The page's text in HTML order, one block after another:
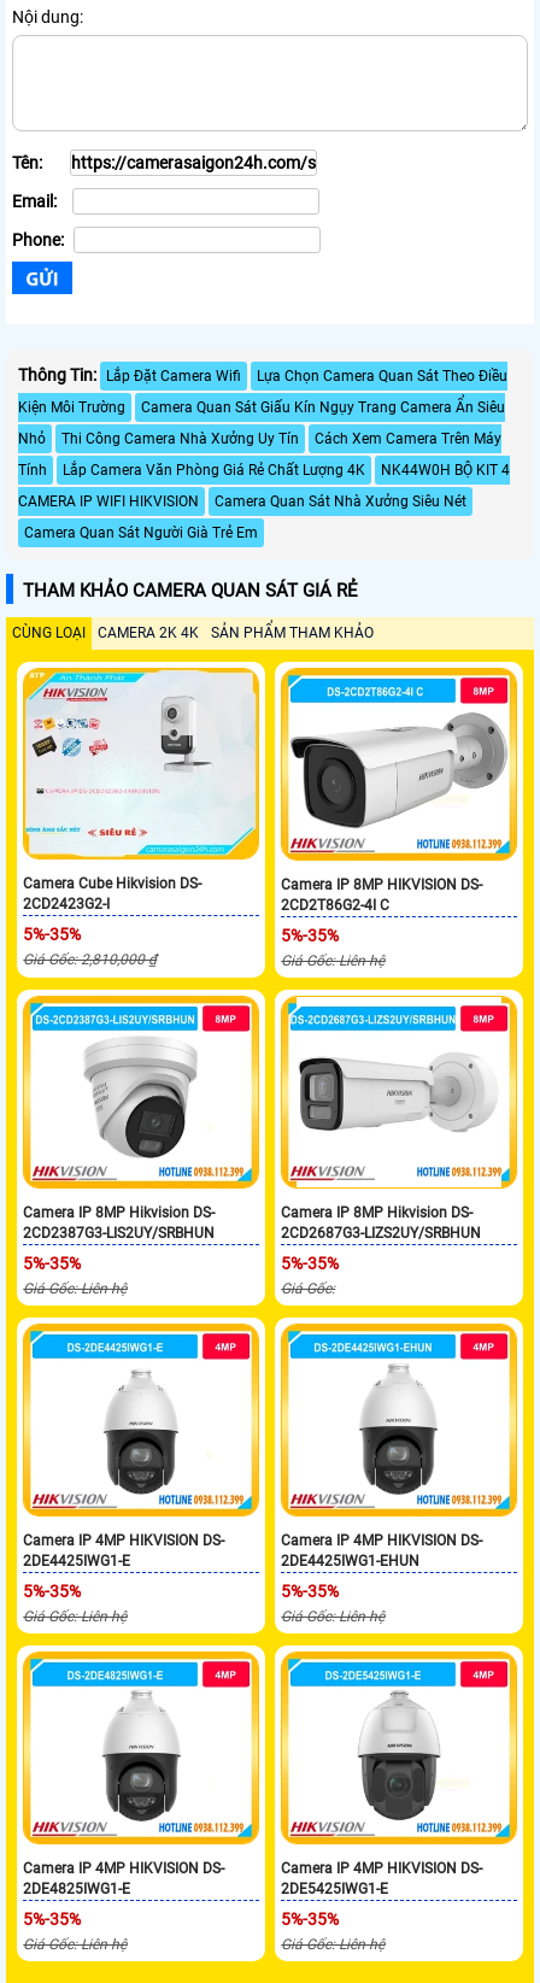
Nội dung:
Tên:
Email:
Phone:
Thông Tin: Lắp Đặt Camera Wifi
Lựa Chọn Camera Quan Sát Theo Điều
Kiện Môi Trường
Camera Quan Sát Giấu Kín Ngụy Trang Camera Ẩn Siêu
Nhỏ
Thi Công Camera Nhà Xưởng Uy Tín
Cách Xem Camera Trên Máy
Tính
Lắp Camera Văn Phòng Giá Rẻ Chất Lượng 4K
NK44W0H BỘ KIT 4
CAMERA IP WIFI HIKVISION
Camera Quan Sát Nhà Xưởng Siêu Nét
Camera Quan Sát Người Già Trẻ Em
THAM KHẢO CAMERA QUAN SÁT GIÁ RẺ
CÙNG LOẠI CAMERA 2K 4K SẢN PHẨM THAM KHẢO
Camera Cube Hikvision DS-
2CD2423G2-I
5%-35%
Giá Gốc: 2,810,000 ₫
Camera IP 8MP HIKVISION DS-
2CD2T86G2-4I C
5%-35%
Giá Gốc: Liên hệ
Camera IP 8MP Hikvision DS-
2CD2387G3-LIS2UY/SRBHUN
5%-35%
Giá Gốc: Liên hệ
Camera IP 8MP Hikvision DS-
2CD2687G3-LIZS2UY/SRBHUN
5%-35%
Giá Gốc:
Camera IP 4MP HIKVISION DS-
2DE4425IWG1-E
5%-35%
Giá Gốc: Liên hệ
Camera IP 4MP HIKVISION DS-
2DE4425IWG1-EHUN
5%-35%
Giá Gốc: Liên hệ
Camera IP 4MP HIKVISION DS-
2DE4825IWG1-E
5%-35%
Giá Gốc: Liên hệ
Camera IP 4MP HIKVISION DS-
2DE5425IWG1-E
5%-35%
Giá Gốc: Liên hệ